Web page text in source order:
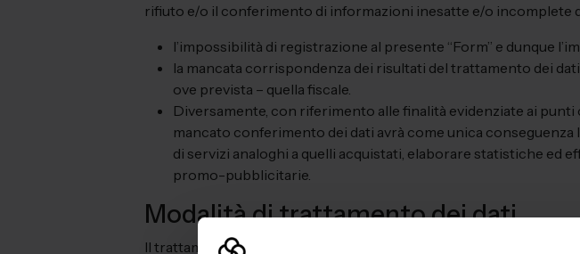
rifiuto e/o il conferimento di informazioni inesatte e/o incomplete
l’impossibilità di registrazione al presente “Form” e dunque
la mancata corrispondenza dei risultati del trattamento dei
ove prevista – quella fiscale.
Diversamente, con riferimento alle finalità evidenziate ai
mancato conferimento dei dati avrà come unica
di servizi analoghi a quelli acquistati, elaborare statistiche ed
promo-pubblicitarie.
Modalità di trattamento dei dati
Il trattamento dei dati personali sarà effettuato mediante idonei